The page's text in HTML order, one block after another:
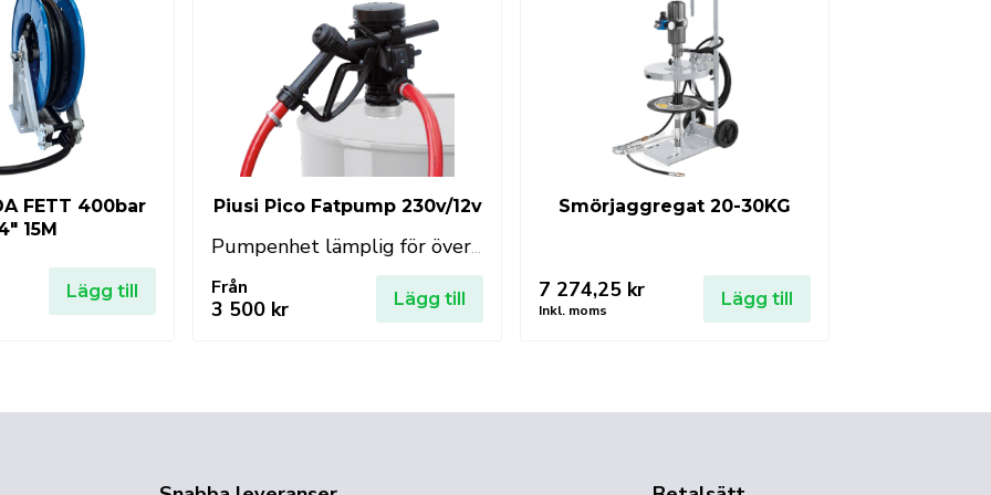
FETT 400bar
15M
Lägg till
Piusi Pico Fatpump 230v/12v
Pumpenhet lämplig för överföring av diesel, frostskyddsmedel.
Från
3 500 kr Lägg till
Smörjaggregat 20-30KG
7 274,25 kr
Inkl. moms
Lägg till